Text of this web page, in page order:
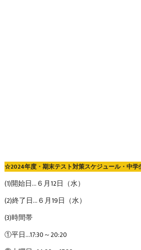
☆2024年度・期末テスト対策スケジュール・中学
(1)開始日…６月12日（水）
(2)終了日…６月19日（水）
(3)時間帯
①平日…17:30～20:20